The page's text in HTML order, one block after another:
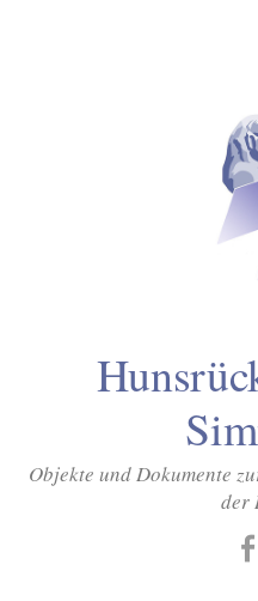
Objekte und Dokumente
der